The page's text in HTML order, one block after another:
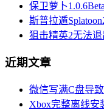
保卫萝卜
斯普拉遁
狙击精英2无法
近期文章
微信写满C盘导
Xbox完整离线安